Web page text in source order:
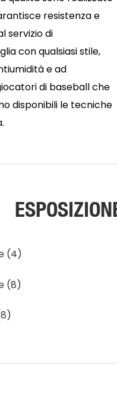
resistenza e
servizio di
con qualsiasi stile,
e ad
di baseball che
disponibili le tecniche